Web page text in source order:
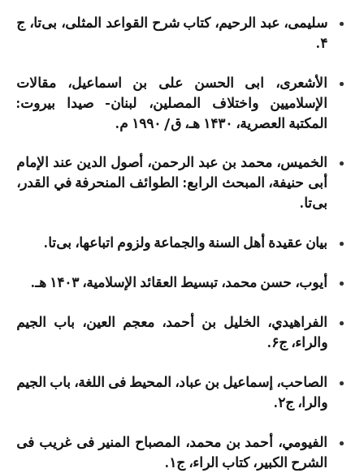
سلیمی، عبد الرحیم، کتاب شرح القواعد المثلی، بی‌تا، ج
۴.
الأشعری، ابی الحسن علی بن اسماعیل، مقالات
الإسلامیین واختلاف المصلین، لبنان- صيدا بیروت:
المکتبة العصریة، ۱۴۳۰ هـ، ق/ ۱۹۹۰ م.
الخمیس، محمد بن عبد الرحمن، أصول الدین عند الإمام
أبی حنیفة، المبحث الرابع: الطوائف المنحرفة في القدر،
بی‌تا.
بیان عقیدة أهل السنة والجماعة ولزوم اتباعها، بی‌تا.
أیوب، حسن محمد، تبسیط العقائد الإسلامیة، ۱۴۰۳ هـ.
الفراهيدي، الخليل بن أحمد، معجم العین، باب الجیم
والراء، ج۶.
الصاحب، إسماعيل بن عباد، المحیط فی اللغة، باب الجیم
والرا، ج۲.
الفيومي، أحمد بن محمد، المصباح المنیر فی غریب فی
الشرح الکبیر، کتاب الراء، ج۱.